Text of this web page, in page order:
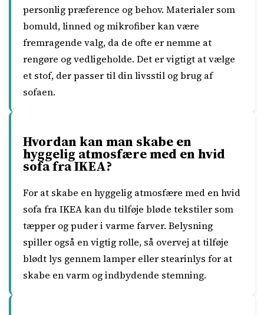
personlig præference og behov. Materialer som
bomuld, linned og mikrofiber kan være
fremragende valg, da de ofte er nemme at
rengøre og vedligeholde. Det er vigtigt at vælge
et stof, der passer til din livsstil og brug af
sofaen.
Hvordan kan man skabe en
hyggelig atmosfære med en hvid
sofa fra IKEA?
For at skabe en hyggelig atmosfære med en hvid
sofa fra IKEA kan du tilføje bløde tekstiler som
tæpper og puder i varme farver. Belysning
spiller også en vigtig rolle, så overvej at tilføje
blødt lys gennem lamper eller stearinlys for at
skabe en varm og indbydende stemning.